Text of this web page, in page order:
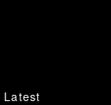
Latest